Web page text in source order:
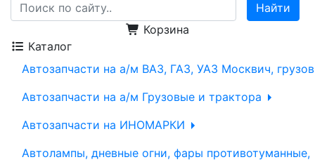
Корзина
Каталог
Автозапчасти на а/м ВАЗ, ГАЗ, УАЗ Москвич,
Автозапчасти на а/м Грузовые и трактора
Автозапчасти на ИНОМАРКИ
Автолампы, дневные огни, фары противотуманные,